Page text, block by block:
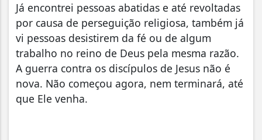
Já encontrei pessoas abatidas e até revoltadas
por causa de perseguição religiosa, também já
vi pessoas desistirem da fé ou de algum
trabalho no reino de Deus pela mesma razão.
A guerra contra os discípulos de Jesus não é
nova. Não começou agora, nem terminará, até
que Ele venha.